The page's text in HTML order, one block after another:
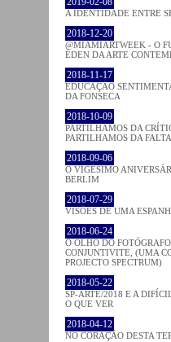
A IDENTIDADE ENTRE
2018-12-20
@MIAMIARTWEEK - O
ÉDEN DA ARTE
2018-11-17
EDUCAÇÃO
DA FONSECA
2018-10-09
PARTILHAMOS DA
PARTILHAMOS DA
2018-09-06
O VIGÉSIMO
BERLIM
2018-07-29
VISÕES DE UMA
2018-06-24
O OLHO DO
CONJUNTIVITE, (UMA
PROJECTO SPECTRUM)
2018-05-22
SP-ARTE/2018 E A
O QUE VER
2018-04-12
NO CORAÇÂO DESTA